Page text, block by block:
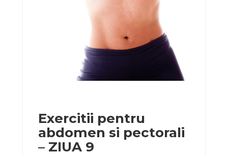
Exercitii pentru
abdomen si pectorali
– ZIUA 9